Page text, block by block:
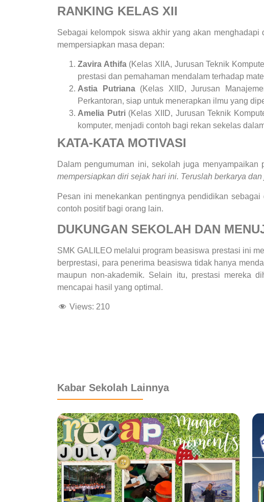
RANKING KELAS XII
Sebagai kelompok siswa akhir yang akan
mempersiapkan masa depan:
Zavira Athifa(Kelas XIIA, Jurusan Teknik
prestasi dan pemahaman mendalam terhadap
Astia Putriana(Kelas XIID, Jurusan
Perkantoran, siap untuk menerapkan ilmu yang
Amelia Putri(Kelas XIID, Jurusan Teknik
komputer, menjadi contoh bagi rekan sekelas
KATA-KATA MOTIVASI
Dalam pengumuman ini, sekolah juga menyampaikan
mempersiapkan diri sejak hari ini. Teruslah berkarya
Pesan ini menekankan pentingnya pendidikan
contoh positif bagi orang lain.
DUKUNGAN SEKOLAH DAN
SMK GALILEO melalui program beasiswa prestasi ini
berprestasi, para penerima beasiswa tidak hanya
maupun non-akademik. Selain itu, prestasi mereka
mencapai hasil yang optimal.
Views: 210
Kabar Sekolah Lainnya